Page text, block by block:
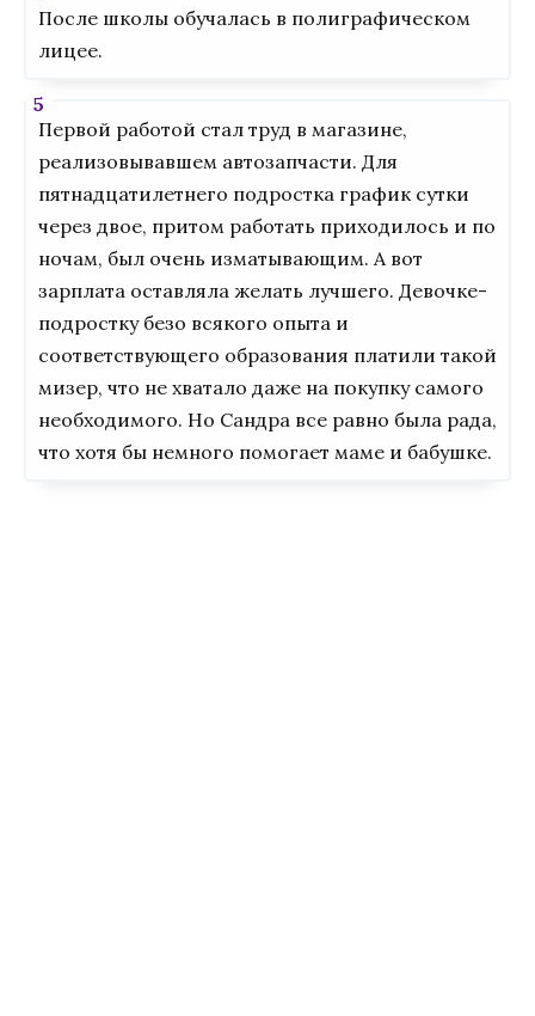
После школы обучалась в полиграфическом
лицее.
Первой работой стал труд в магазине,
реализовывавшем автозапчасти. Для
пятнадцатилетнего подростка график сутки
через двое, притом работать приходилось и по
ночам, был очень изматывающим. А вот
зарплата оставляла желать лучшего. Девочке-
подростку безо всякого опыта и
соответствующего образования платили такой
мизер, что не хватало даже на покупку самого
необходимого. Но Сандра все равно была рада,
что хотя бы немного помогает маме и бабушке.